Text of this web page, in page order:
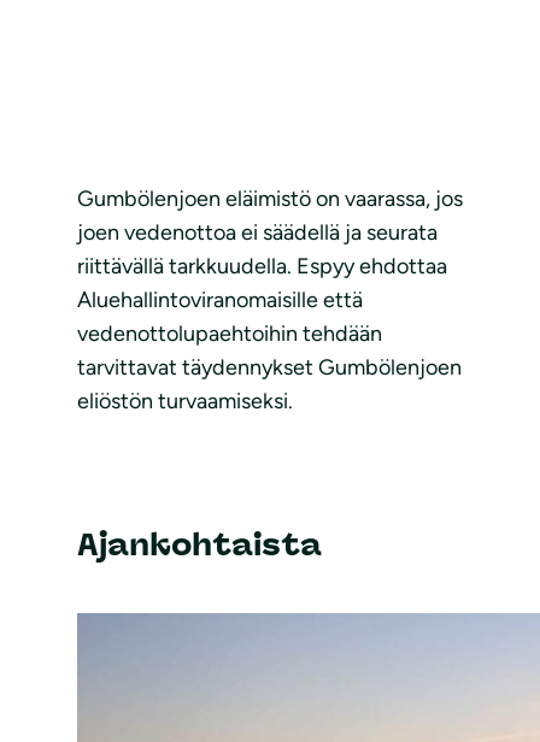
Gumbölenjoen eläimistö on vaarassa, jos
joen vedenottoa ei säädellä ja seurata
riittävällä tarkkuudella. Espyy ehdottaa
Aluehallintoviranomaisille että
vedenottolupaehtoihin tehdään
tarvittavat täydennykset Gumbölenjoen
eliöstön turvaamiseksi.
Ajankohtaista